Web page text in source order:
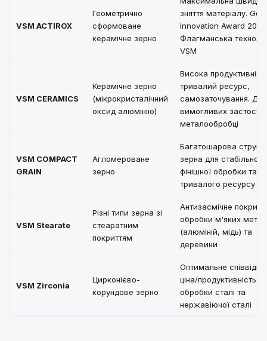
VSM ACTIROX
Геометрично
сформоване
керамічне зерно
зняття матеріалу.
Innovation Award 2019
Флагманська
VSM
VSM CERAMICS
Керамічне зерно
(мікрокристалічний
оксид алюмінію)
Висока
тривалий ресурс,
самозаточування. Для
вимогливих
металообробці
VSM COMPACT
GRAIN
Агломероване
зерно
Багатошарова
зерна для стабільної
фінішної обробки та
тривалого ресурсу
VSM Stearate
Різні типи зерна зі
стеаратним
покриттям
Антизасмічне
обробки м'яких
(алюміній, мідь) та
деревини
VSM Zirconia
Цирконієво-
корундове зерно
Оптимальне
ціна/продуктивність
обробки сталі та
нержавіючої сталі